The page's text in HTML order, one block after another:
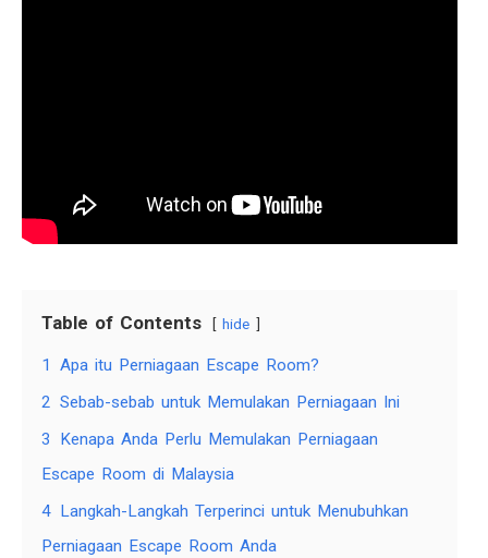
Table of Contents hide
1
Apa itu Perniagaan Escape Room?
2 Sebab-sebab untuk Memulakan Perniagaan Ini
3
Kenapa Anda Perlu Memulakan Perniagaan
Escape Room di Malaysia
4
Langkah-Langkah Terperinci untuk Menubuhkan
Perniagaan Escape Room Anda